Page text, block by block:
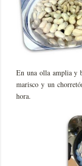
En una olla amplia y
marisco y un
hora.